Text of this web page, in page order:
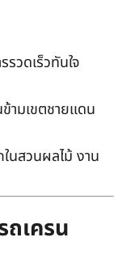
รวดเร็วทันใจ
ามเขตชายแดน
นสวนผลไม้ งาน
ถเครน